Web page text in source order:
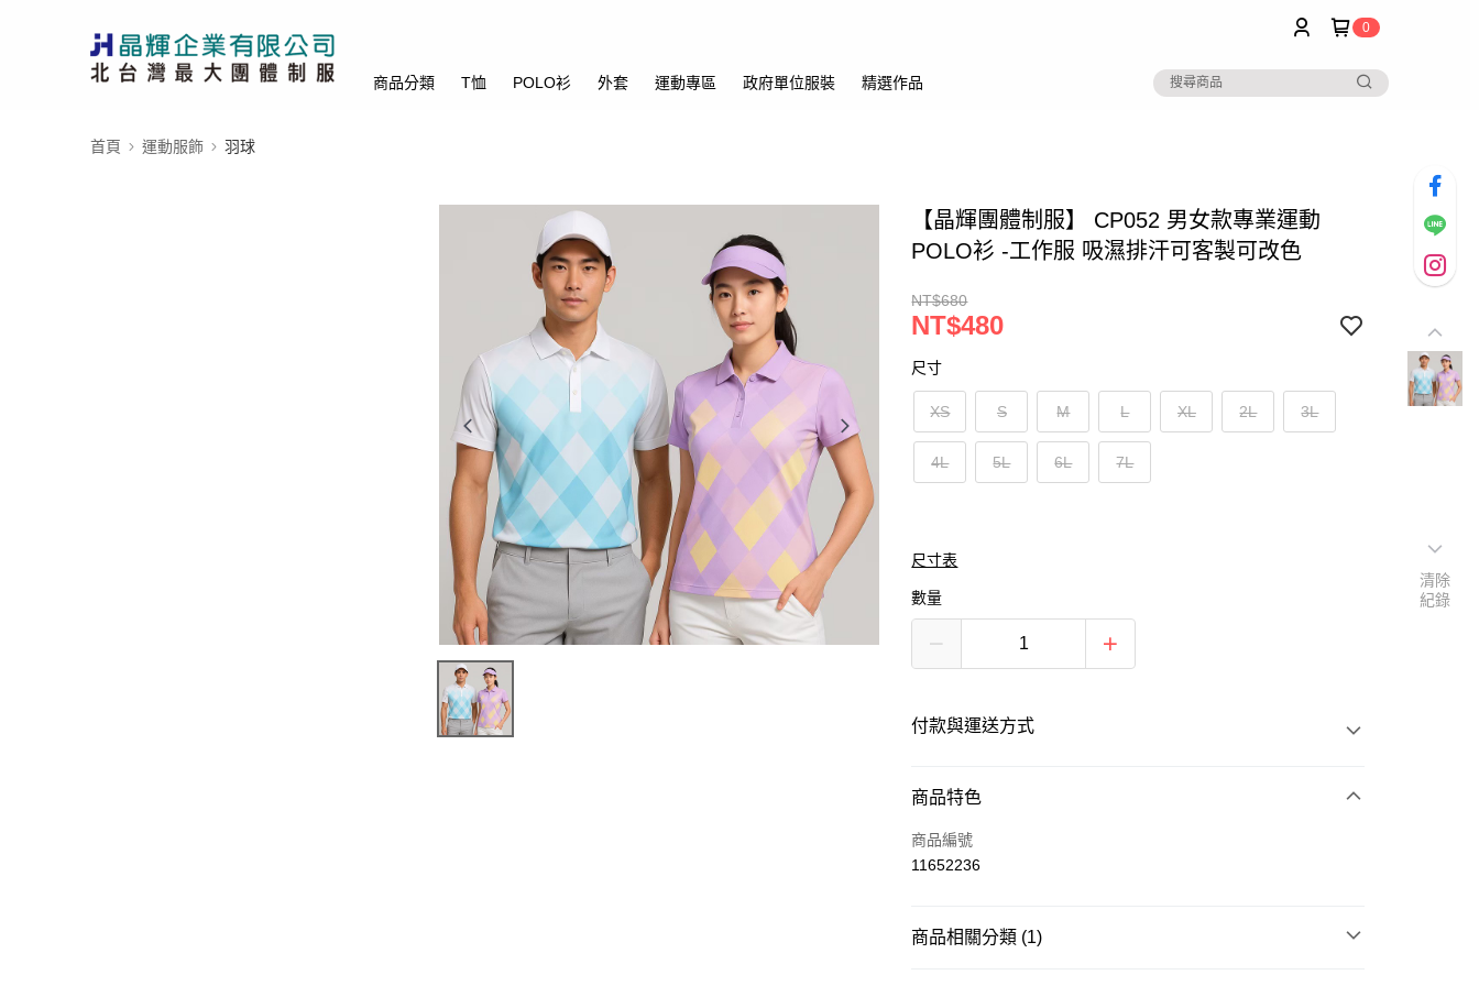
0
商品分類 T恤 POLO衫 外套 運動專區 政府單位服裝 精選作品
首頁 運動服飾 羽球
【晶輝團體制服】 CP052 男女款專業運動
POLO衫 -工作服 吸濕排汗可客製可改色
NT$680
NT$480
尺寸
XS S M L XL 2L 3L
4L 5L 6L 7L
尺寸表
數量
付款與運送方式
付款方式
信用卡一次付款
黑貓
商品特色
商品編號
11652236
商品相關分類 (1)
清除
紀錄